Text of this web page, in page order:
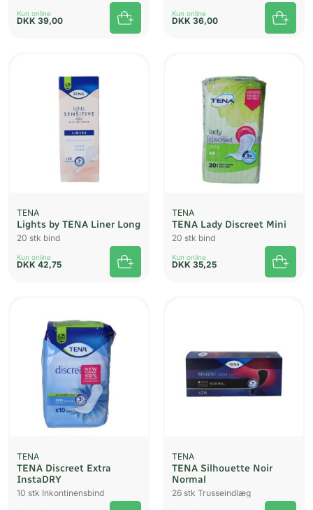
Kun online
DKK 39,00
Kun online
DKK 36,00
TENA
Lights by TENA Liner Long
20 stk bind
Kun online
DKK 42,75
TENA
TENA Lady Discreet Mini
20 stk bind
Kun online
DKK 35,25
TENA
TENA Discreet Extra
InstaDRY
10 stk Inkontinensbind
TENA
TENA Silhouette Noir
Normal
26 stk Trusseindlæg